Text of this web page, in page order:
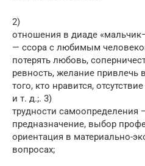
2)
отношения в диаде
— ссора с любимым
потерять любовь,
ревность, желание привлечь
того, кто нравится,
и т. д.;. 3)
трудности самоопределения
предназначение, выбор
ориентация в материально-
вопросах;